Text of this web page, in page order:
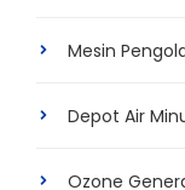
Mesin
Depot Air
Ozone